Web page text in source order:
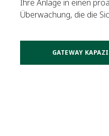
Ihre Anlage in einen
Überwachung, die die
GATEWAY